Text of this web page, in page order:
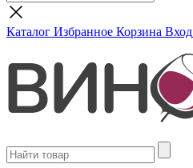
Каталог Избранное Корзина Вход